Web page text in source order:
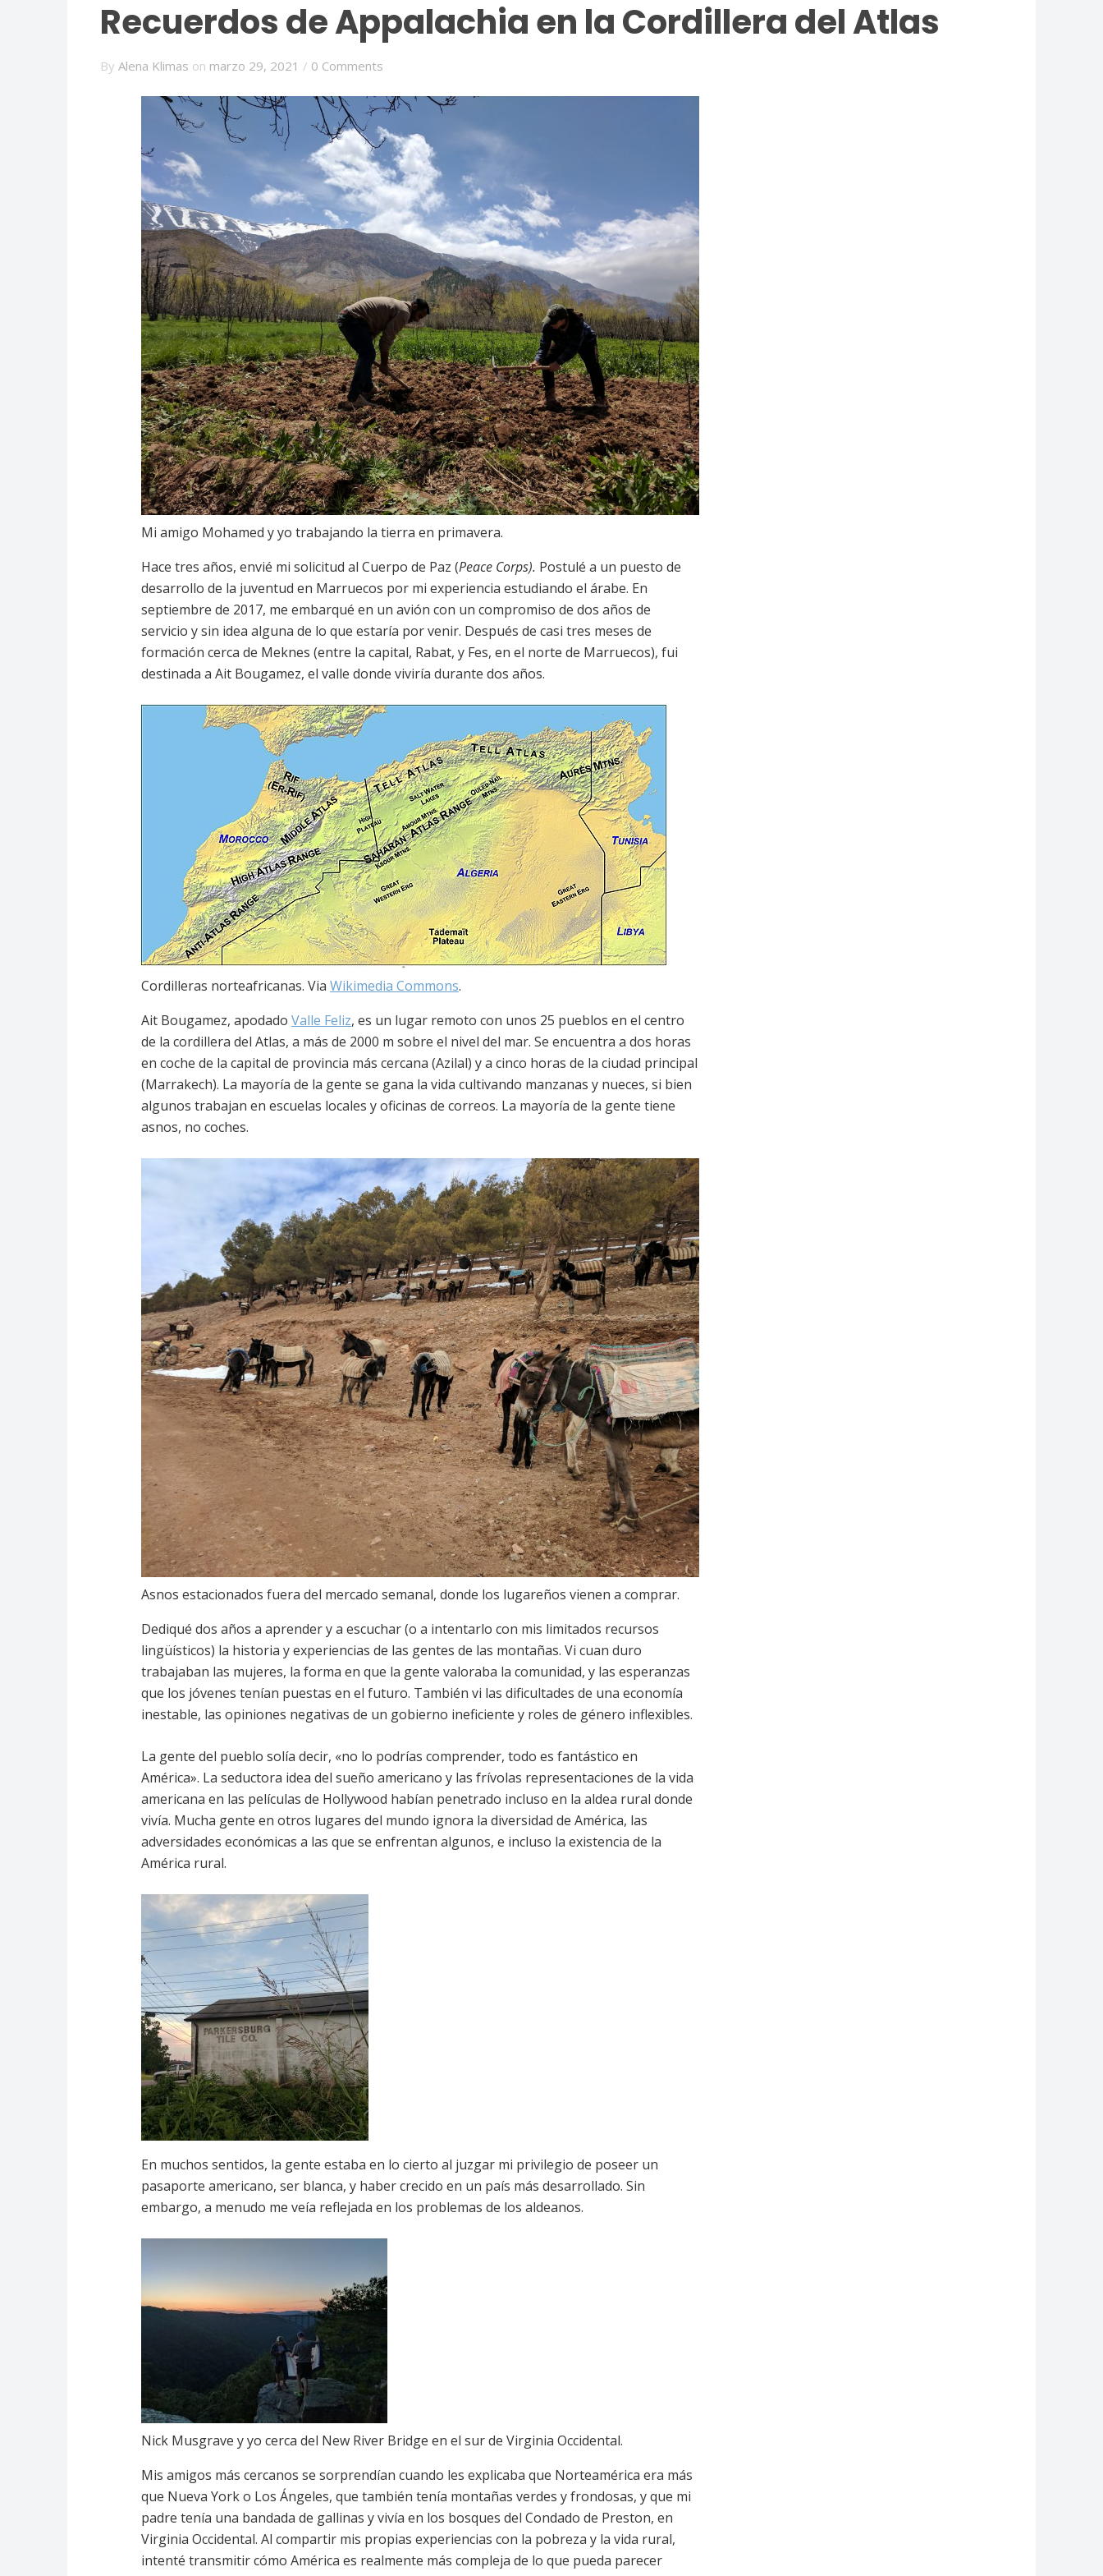
Recuerdos de Appalachia en la Cordillera del Atlas
By Alena Klimas on marzo 29, 2021 / 0 Comments
Mi amigo Mohamed y yo trabajando la tierra en primavera.
Hace tres años, envié mi solicitud al Cuerpo de Paz (Peace Corps). Postulé a un puesto de
desarrollo de la juventud en Marruecos por mi experiencia estudiando el árabe. En
septiembre de 2017, me embarqué en un avión con un compromiso de dos años de
servicio y sin idea alguna de lo que estaría por venir. Después de casi tres meses de
formación cerca de Meknes (entre la capital, Rabat, y Fes, en el norte de Marruecos), fui
destinada a Ait Bougamez, el valle donde viviría durante dos años.
Cordilleras norteafricanas. Via Wikimedia Commons.
Ait Bougamez, apodado Valle Feliz, es un lugar remoto con unos 25 pueblos en el centro
de la cordillera del Atlas, a más de 2000 m sobre el nivel del mar. Se encuentra a dos horas
en coche de la capital de provincia más cercana (Azilal) y a cinco horas de la ciudad principal
(Marrakech). La mayoría de la gente se gana la vida cultivando manzanas y nueces, si bien
algunos trabajan en escuelas locales y oficinas de correos. La mayoría de la gente tiene
asnos, no coches.
Asnos estacionados fuera del mercado semanal, donde los lugareños vienen a comprar.
Dediqué dos años a aprender y a escuchar (o a intentarlo con mis limitados recursos
lingüísticos) la historia y experiencias de las gentes de las montañas. Vi cuan duro
trabajaban las mujeres, la forma en que la gente valoraba la comunidad, y las esperanzas
que los jóvenes tenían puestas en el futuro. También vi las dificultades de una economía
inestable, las opiniones negativas de un gobierno ineficiente y roles de género inflexibles.
La gente del pueblo solía decir, «no lo podrías comprender, todo es fantástico en
América». La seductora idea del sueño americano y las frívolas representaciones de la vida
americana en las películas de Hollywood habían penetrado incluso en la aldea rural donde
vivía. Mucha gente en otros lugares del mundo ignora la diversidad de América, las
adversidades económicas a las que se enfrentan algunos, e incluso la existencia de la
América rural.
En muchos sentidos, la gente estaba en lo cierto al juzgar mi privilegio de poseer un
pasaporte americano, ser blanca, y haber crecido en un país más desarrollado. Sin
embargo, a menudo me veía reflejada en los problemas de los aldeanos.
Nick Musgrave y yo cerca del New River Bridge en el sur de Virginia Occidental.
Mis amigos más cercanos se sorprendían cuando les explicaba que Norteamérica era más
que Nueva York o Los Ángeles, que también tenía montañas verdes y frondosas, y que mi
padre tenía una bandada de gallinas y vivía en los bosques del Condado de Preston, en
Virginia Occidental. Al compartir mis propias experiencias con la pobreza y la vida rural,
intenté transmitir cómo América es realmente más compleja de lo que pueda parecer